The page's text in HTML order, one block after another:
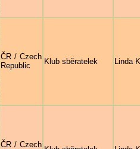
ČR / Czech
Republic
Klub sběratelek Linda
ČR / Czech